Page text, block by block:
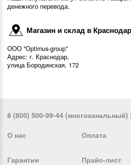
денежного перевода.
Магазин и склад в
ООО "Optimus-group"
Адрес: г. Краснодар,
улица Бородинская, 172
8 (800) 500-99-44 (многоканальный)
О нас Оплата
Гарантии Прайс-лист